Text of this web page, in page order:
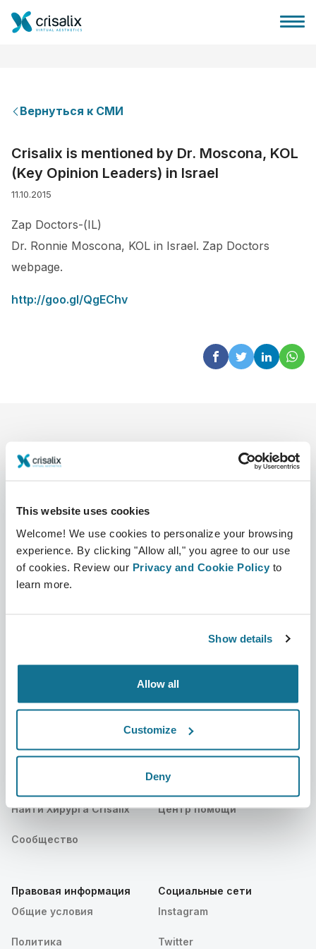
This website uses cookies
Welcome! We use cookies to personalize your browsing
experience. By clicking "Allow all," you agree to our use
of cookies. Review our Privacy and Cookie Policy to
learn more.
Show details
Allow all
Customize
Deny
Бизнес Платформа
Планы
Отзывы пациентов
Вернуться к СМИ
Crisalix is mentioned by Dr. Moscona, KOL
(Key Opinion Leaders) in Israel
11.10.2015
Zap Doctors-(IL)
Dr. Ronnie Moscona, KOL in Israel. Zap Doctors
webpage.
http://goo.gl/QgEChv
Компания
О нас
Вакансии
Resources
Хирурги
Главная для специалистов
Отзывы пациентов
Пациенты
Найти Хирурга Crisalix
Сообщество
Поддержка
Связаться с нами
Центр помощи
Правовая информация
Общие условия
Политика
Социальные сети
Instagram
Twitter